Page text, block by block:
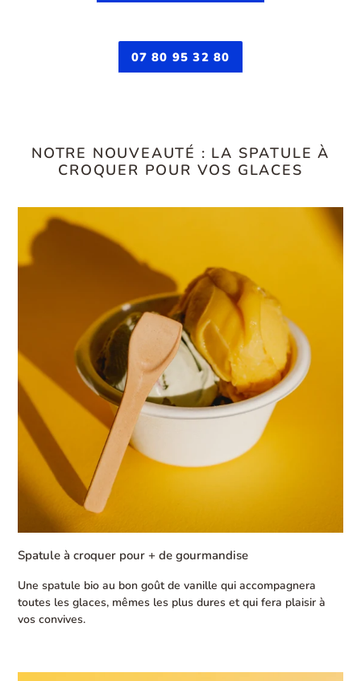
07 80 95 32 80
NOTRE NOUVEAUTÉ : LA SPATULE À
CROQUER POUR VOS GLACES
Spatule à croquer pour + de gourmandise
Une spatule bio au bon goût de vanille qui accompagnera
toutes les glaces, mêmes les plus dures et qui fera plaisir à
vos convives.